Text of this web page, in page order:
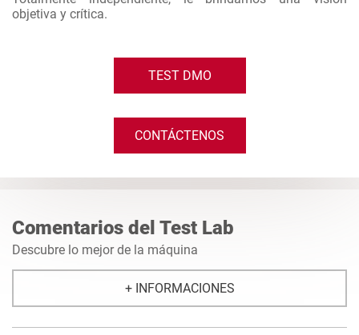
objetiva y crítica.
TEST DMO
CONTÁCTENOS
Comentarios del Test Lab
Descubre lo mejor de la máquina
+ INFORMACIONES